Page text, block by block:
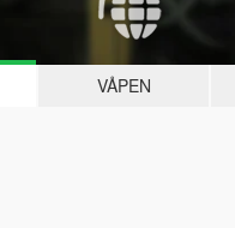
VÅPEN